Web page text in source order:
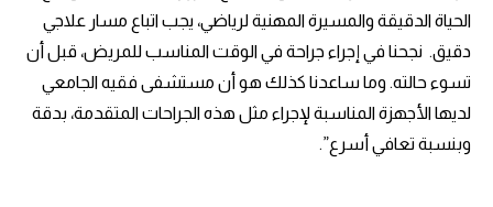
الحياة الدقيقة والمسيرة المهنية لرياضي، يجب اتباع مسار علاجي
دقيق. نجحنا في إجراء جراحة في الوقت المناسب للمريض، قبل أن
تسوء حالته. وما ساعدنا كذلك هو أن مستشفى فقيه الجامعي
لديها الأجهزة المناسبة لإجراء مثل هذه الجراحات المتقدمة، بدقة
وبنسبة تعافي أسرع”.